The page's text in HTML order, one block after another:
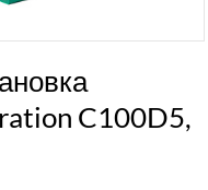
C100D5,